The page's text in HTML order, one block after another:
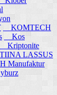
KOMTECH
Kos
Kriptonite
LASSUS
Manufaktur